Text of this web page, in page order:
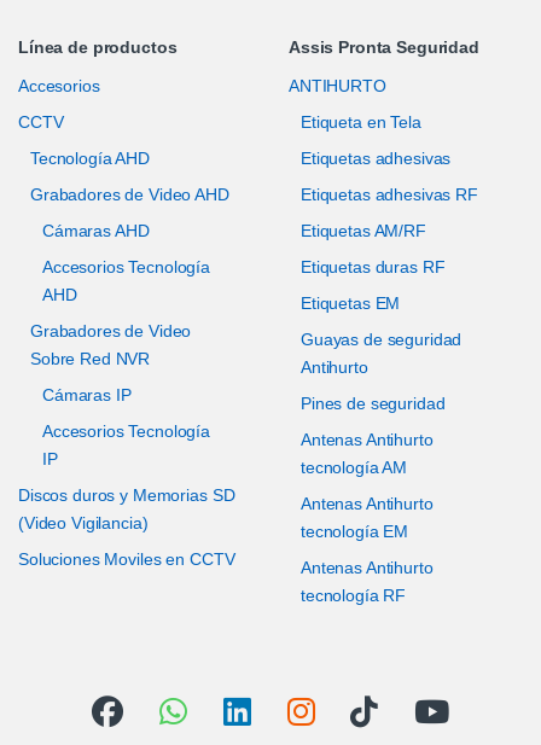
Línea de productos
Accesorios
CCTV
Tecnología AHD
Grabadores de Video AHD
Cámaras AHD
Accesorios Tecnología
AHD
Grabadores de Video
Sobre Red NVR
Cámaras IP
Accesorios Tecnología
IP
Discos duros y Memorias SD
(Video Vigilancia)
Soluciones Moviles en CCTV
Assis Pronta Seguridad
ANTIHURTO
Etiqueta en Tela
Etiquetas adhesivas
Etiquetas adhesivas RF
Etiquetas AM/RF
Etiquetas duras RF
Etiquetas EM
Guayas de seguridad
Antihurto
Pines de seguridad
Antenas Antihurto
tecnología AM
Antenas Antihurto
tecnología EM
Antenas Antihurto
tecnología RF